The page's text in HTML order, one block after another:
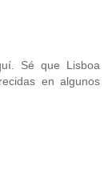
Sé que Lisboa
en algunos